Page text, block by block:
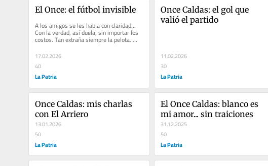
El Once: el fútbol invisible
A los amigos se les habla con claridad…
Con la verdad, así duela, sin importar los
costos. Tan extraña siempre la pelota.
17.02.2026
40
La Patria
Once Caldas: el gol que
valió el partido
11.02.2026
30
La Patria
Once Caldas: mis charlas
con El Arriero
13.01.2026
50
La Patria
El Once Caldas: blanco es
mi amor... sin traiciones
31.12.2025
50
La Patria